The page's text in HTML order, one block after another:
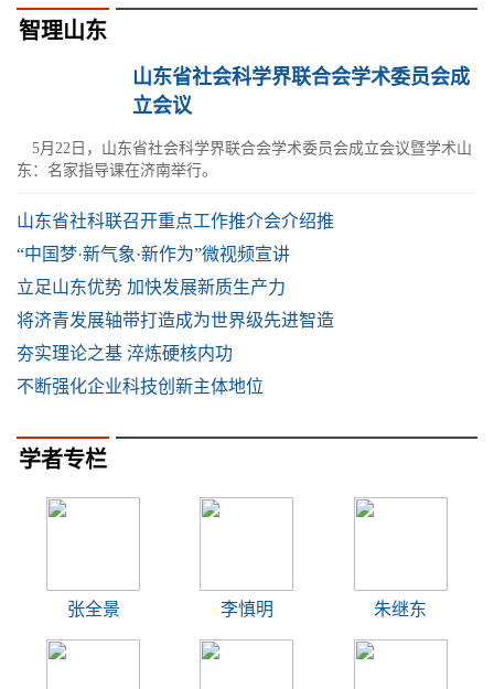
智理山东
山东省社会科学界联合会学术委员会成
立会议
5月22日，山东省社会科学界联合会学术委员会成立会议暨学术山
东：名家指导课在济南举行。
山东省社科联召开重点工作推介会介绍推
“中国梦·新气象·新作为”微视频宣讲
立足山东优势 加快发展新质生产力
将济青发展轴带打造成为世界级先进智造
夯实理论之基 淬炼硬核内功
不断强化企业科技创新主体地位
学者专栏
张全景 李慎明 朱继东